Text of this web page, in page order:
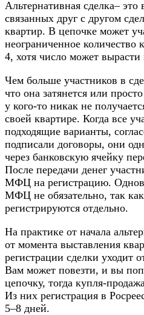
Альтернативная сделка–
связанных друг с другом
квартир. В цепочке может
неограниченное количество
4, хотя число может вырасти
Чем больше участников в
что она затянется или
у кого-то никак не
своей квартире. Когда все
подходящие варианты,
подписали договоры, они
через банковскую ячейку
После передачи денег
МФЦ на регистрацию.
МФЦ не обязательно, так
регистрируются отдельно.
На практике от начала
от момента выставления
регистрации сделки уходит
Вам может повезти, и вы
цепочку, тогда купля-
Из них регистрация в
5–8 дней.